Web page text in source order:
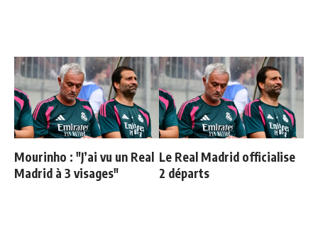
Mourinho : "J’ai vu un Real
Madrid à 3 visages"
Le Real Madrid officialise
2 départs